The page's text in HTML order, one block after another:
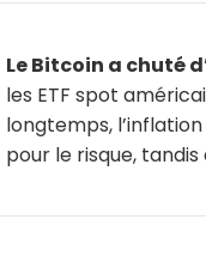
Le Bitcoin a chuté
les ETF spot
longtemps,
pour le risque, tandis